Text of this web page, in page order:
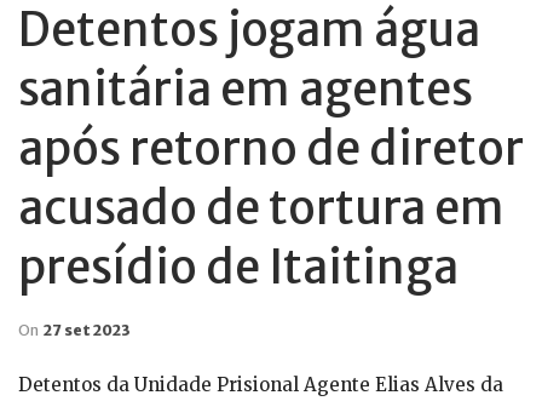
Detentos jogam água
sanitária em agentes
após retorno de diretor
acusado de tortura em
presídio de Itaitinga
On 27 set 2023
Detentos da Unidade Prisional Agente Elias Alves da